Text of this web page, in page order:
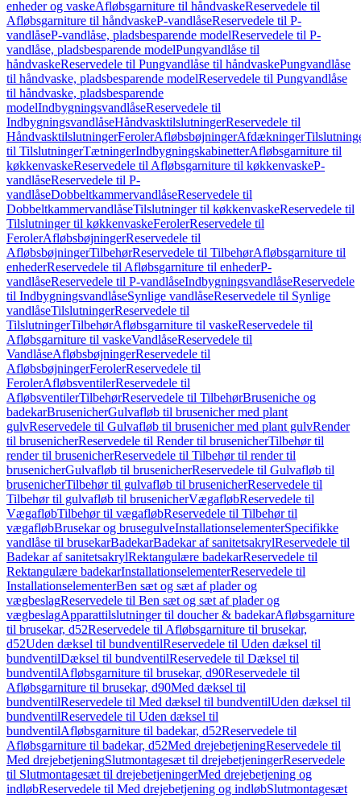
enheder og vaskeAfløbsgarniture til håndvaskeReservedele til
Afløbsgarniture til håndvaskeP-vandlåseReservedele til P-
vandlåseP-vandlåse, pladsbesparende modelReservedele til P-
vandlåse, pladsbesparende modelPungvandlåse til
håndvaskeReservedele til Pungvandlåse til håndvaskePungvandlåse
til håndvaske, pladsbesparende modelReservedele til Pungvandlåse
til håndvaske, pladsbesparende
modelIndbygningsvandlåseReservedele til
IndbygningsvandlåseHåndvasktilslutningerReservedele til
HåndvasktilslutningerFerolerAfløbsbøjningerAfdækninger
til TilslutningerTætningerIndbygningskabinetterAfløbsgarniture til
køkkenvaskeReservedele til Afløbsgarniture til køkkenvaskeP-
vandlåseReservedele til P-
vandlåseDobbeltkammervandlåseReservedele til
DobbeltkammervandlåseTilslutninger til køkkenvaskeReservedele til
Tilslutninger til køkkenvaskeFerolerReservedele til
FerolerAfløbsbøjningerReservedele til
AfløbsbøjningerTilbehørReservedele til TilbehørAfløbsgarniture til
enhederReservedele til Afløbsgarniture til enhederP-
vandlåseReservedele til P-vandlåseIndbygningsvandlåseReservedele
til IndbygningsvandlåseSynlige vandlåseReservedele til Synlige
vandlåseTilslutningerReservedele til
TilslutningerTilbehørAfløbsgarniture til vaskeReservedele til
Afløbsgarniture til vaskeVandlåseReservedele til
VandlåseAfløbsbøjningerReservedele til
AfløbsbøjningerFerolerReservedele til
FerolerAfløbsventilerReservedele til
AfløbsventilerTilbehørReservedele til TilbehørBruseniche og
badekarBrusenicherGulvafløb til brusenicher med plant
gulvReservedele til Gulvafløb til brusenicher med plant gulvRender
til brusenicherReservedele til Render til brusenicherTilbehør til
render til brusenicherReservedele til Tilbehør til render til
brusenicherGulvafløb til brusenicherReservedele til Gulvafløb til
brusenicherTilbehør til gulvafløb til brusenicherReservedele til
Tilbehør til gulvafløb til brusenicherVægafløbReservedele til
VægafløbTilbehør til vægafløbReservedele til Tilbehør til
vægafløbBrusekar og brusegulveInstallationselementerSpecifikke
vandlåse til brusekarBadekarBadekar af sanitetsakrylReservedele til
Badekar af sanitetsakrylRektangulære badekarReservedele til
Rektangulære badekarInstallationselementerReservedele til
InstallationselementerBen sæt og sæt af plader og
vægbeslagReservedele til Ben sæt og sæt af plader og
vægbeslagApparattilslutninger til doucher & badekarAfløbsgarniture
til brusekar, d52Reservedele til Afløbsgarniture til brusekar,
d52Uden dæksel til bundventilReservedele til Uden dæksel til
bundventilDæksel til bundventilReservedele til Dæksel til
bundventilAfløbsgarniture til brusekar, d90Reservedele til
Afløbsgarniture til brusekar, d90Med dæksel til
bundventilReservedele til Med dæksel til bundventilUden dæksel til
bundventilReservedele til Uden dæksel til
bundventilAfløbsgarniture til badekar, d52Reservedele til
Afløbsgarniture til badekar, d52Med drejebetjeningReservedele til
Med drejebetjeningSlutmontagesæt til drejebetjeningerReservedele
til Slutmontagesæt til drejebetjeningerMed drejebetjening og
indløbReservedele til Med drejebetjening og indløbSlutmontagesæt